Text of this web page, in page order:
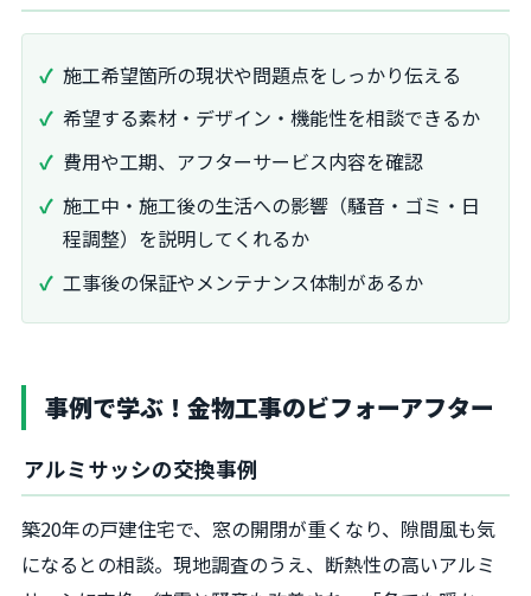
施工希望箇所の現状や問題点をしっかり伝える
希望する素材・デザイン・機能性を相談できるか
費用や工期、アフターサービス内容を確認
施工中・施工後の生活への影響（騒音・ゴミ・日
程調整）を説明してくれるか
工事後の保証やメンテナンス体制があるか
事例で学ぶ！金物工事のビフォーアフター
アルミサッシの交換事例
築20年の戸建住宅で、窓の開閉が重くなり、隙間風も気
になるとの相談。現地調査のうえ、断熱性の高いアルミ